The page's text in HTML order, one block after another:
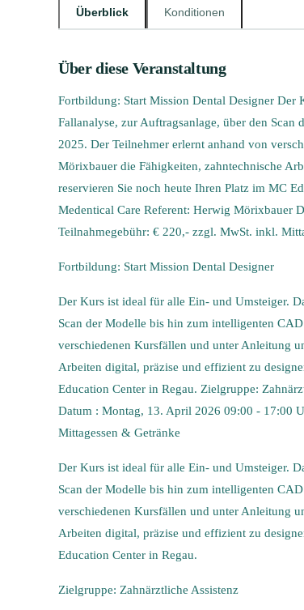
Überblick Konditionen
Über diese Veranstaltung
Fortbildung: Start Mission Dental Designer
Fallanalyse, zur Auftragsanlage, über den
2025. Der Teilnehmer erlernt anhand von
Mörixbauer die Fähigkeiten, zahntechnische
reservieren Sie noch heute Ihren Platz im MC
Medentical Care Referent: Herwig Mörixbauer
Teilnahmegebühr: € 220,- zzgl. MwSt. inkl.
Fortbildung: Start Mission Dental Designer
Der Kurs ist ideal für alle Ein- und Umsteiger.
Scan der Modelle bis hin zum intelligenten
verschiedenen Kursfällen und unter Anleitung
Arbeiten digital, präzise und effizient zu
Education Center in Regau. Zielgruppe:
Datum : Montag, 13. April 2026 09:00 - 17:00
Mittagessen & Getränke
Der Kurs ist ideal für alle Ein- und Umsteiger.
Scan der Modelle bis hin zum intelligenten
verschiedenen Kursfällen und unter Anleitung
Arbeiten digital, präzise und effizient zu
Education Center in Regau.
Zielgruppe: Zahnärztliche Assistenz